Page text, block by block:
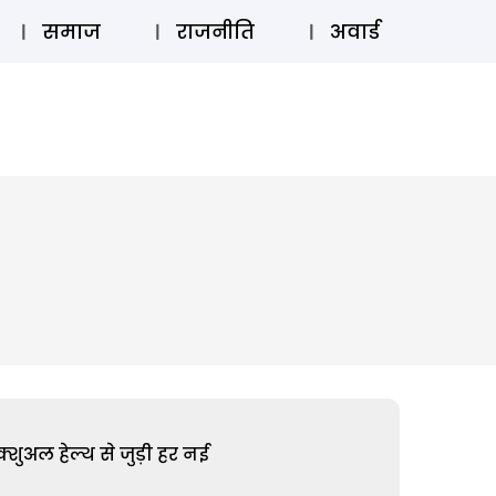
लॉग इन ⚲ SUBSCRIBE
समाज राजनीति अवार्ड
हेल्थ से जुड़ी हर नई